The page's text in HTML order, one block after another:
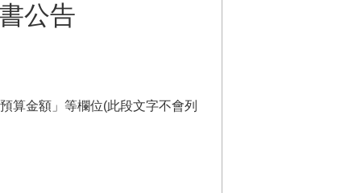
公告
算金額」等欄位(此段文字不會列